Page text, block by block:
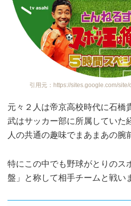
引用元：https://sites.google.com/
元々２人は帝京高校時代に石橋
武はサッカー部に所属していた
人の共通の趣味でまあまあの腕
特にこの中でも野球がとりのス
盤」と称して相手チームと戦い